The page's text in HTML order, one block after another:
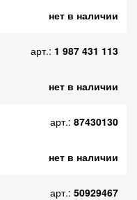
нет в наличии
арт.: 1 987 431 113
нет в наличии
арт.: 87430130
нет в наличии
арт.: 50929467